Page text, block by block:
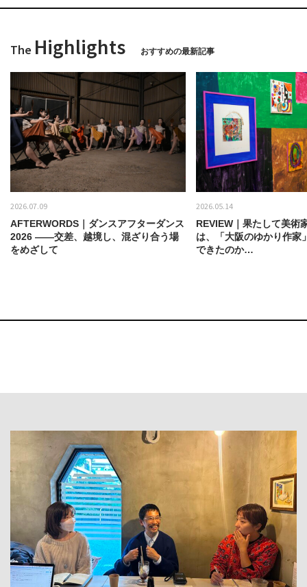
The Highlights おすすめの最新記事
2026.07.09
AFTERWORDS｜ダンスアフターダンス
2026 ——交差、越境し、混ざり合う場
をめざして
2026.05.14
REVIEW｜果たして美術
は、「大阪のゆかり作家
できたのか…